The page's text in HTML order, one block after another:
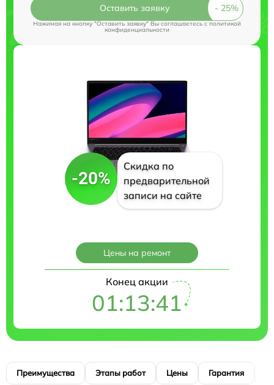
Оставить заявку
Нажимая на кнопку "Оставить заявку" Вы соглашаетесь cполитикой
конфиденциальности
-20%
Скидка по
предварительной
записи на сайте
Цены на ремонт
Конец акции
01:13:41
Преимущества Этапы работ Цены Гарантия